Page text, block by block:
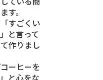
す。
すごくい
と言って
作りまし
ーヒーを
と心をな